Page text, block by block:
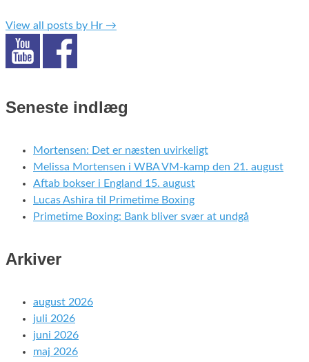
View all posts by Hr →
Seneste indlæg
Mortensen: Det er næsten uvirkeligt
Melissa Mortensen i WBA VM-kamp den 21. august
Aftab bokser i England 15. august
Lucas Ashira til Primetime Boxing
Primetime Boxing: Bank bliver svær at undgå
Arkiver
august 2026
juli 2026
juni 2026
maj 2026